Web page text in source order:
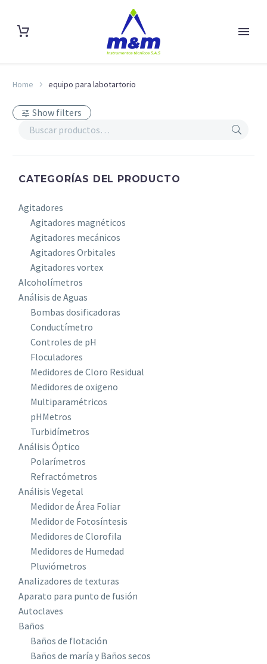
Home equipo para labotartorio
Show filters
CATEGORÍAS DEL PRODUCTO
Agitadores
Agitadores magnéticos
Agitadores mecánicos
Agitadores Orbitales
Agitadores vortex
Alcoholímetros
Análisis de Aguas
Bombas dosificadoras
Conductímetro
Controles de pH
Floculadores
Medidores de Cloro Residual
Medidores de oxigeno
Multiparamétricos
pHMetros
Turbidímetros
Análisis Óptico
Polarímetros
Refractómetros
Análisis Vegetal
Medidor de Área Foliar
Medidor de Fotosíntesis
Medidores de Clorofila
Medidores de Humedad
Pluviómetros
Analizadores de texturas
Aparato para punto de fusión
Autoclaves
Baños
Baños de flotación
Baños de maría y Baños secos